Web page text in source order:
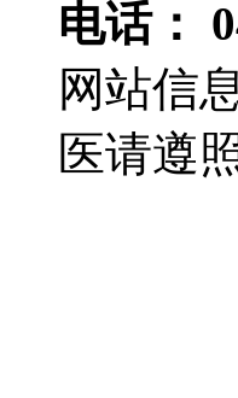
电话：
网站信
医请遵